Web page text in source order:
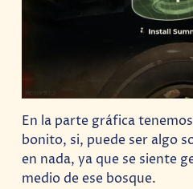
En la parte gráfica
bonito, si, puede ser algo
en nada, ya que se siente
medio de ese bosque.